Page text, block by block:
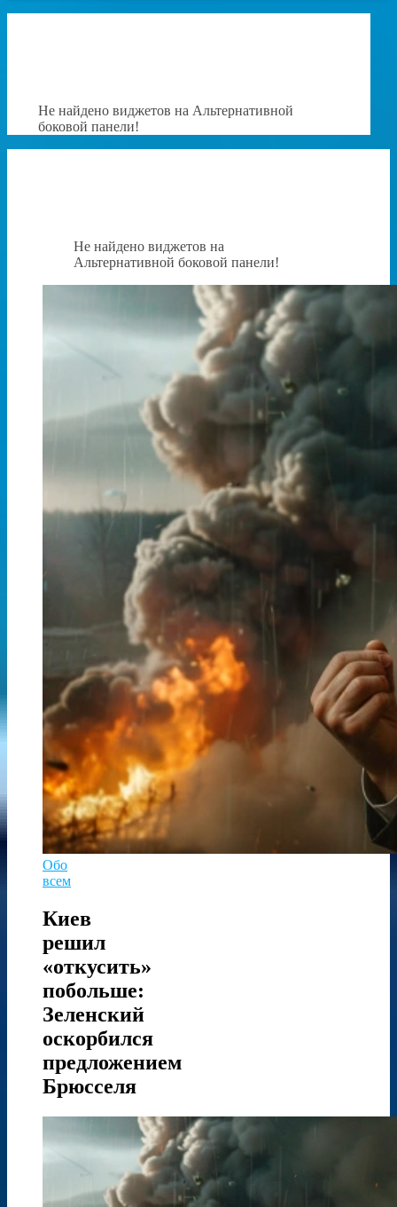
Не найдено виджетов на Альтернативной
боковой панели!
Не найдено виджетов на
Альтернативной боковой панели!
Обо
всем
Киев
решил
«откусить»
побольше:
Зеленский
оскорбился
предложением
Брюсселя